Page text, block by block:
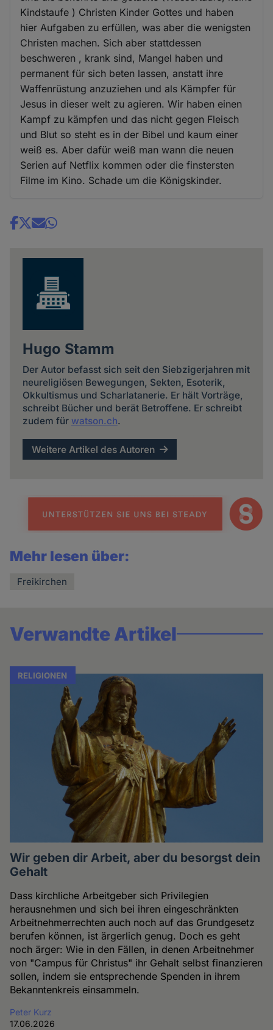
Kindstaufe ) Christen Kinder Gottes und haben
hier Aufgaben zu erfüllen, was aber die wenigsten
Christen machen. Sich aber stattdessen
beschweren , krank sind, Mangel haben und
permanent für sich beten lassen, anstatt ihre
Waffenrüstung anzuziehen und als Kämpfer für
Jesus in dieser welt zu agieren. Wir haben einen
Kampf zu kämpfen und das nicht gegen Fleisch
und Blut so steht es in der Bibel und kaum einer
weiß es. Aber dafür weiß man wann die neuen
Serien auf Netflix kommen oder die finstersten
Filme im Kino. Schade um die Königskinder.
Share
Hugo Stamm
Der Autor befasst sich seit den Siebzigerjahren mit
neureligiösen Bewegungen, Sekten, Esoterik,
Okkultismus und Scharlatanerie. Er hält Vorträge,
schreibt Bücher und berät Betroffene. Er schreibt
zudem für watson.ch.
Weitere Artikel des Autoren
Mehr lesen über:
Freikirchen
Verwandte Artikel
RELIGIONEN
Wir geben dir Arbeit, aber du besorgst dein
Gehalt
Dass kirchliche Arbeitgeber sich Privilegien
herausnehmen und sich bei ihren eingeschränkten
Arbeitnehmerrechten auch noch auf das Grundgesetz
berufen können, ist ärgerlich genug. Doch es geht
noch ärger: Wie in den Fällen, in denen Arbeitnehmer
von "Campus für Christus" ihr Gehalt selbst finanzieren
sollen, indem sie entsprechende Spenden in ihrem
Bekanntenkreis einsammeln.
Peter Kurz
17.06.2026